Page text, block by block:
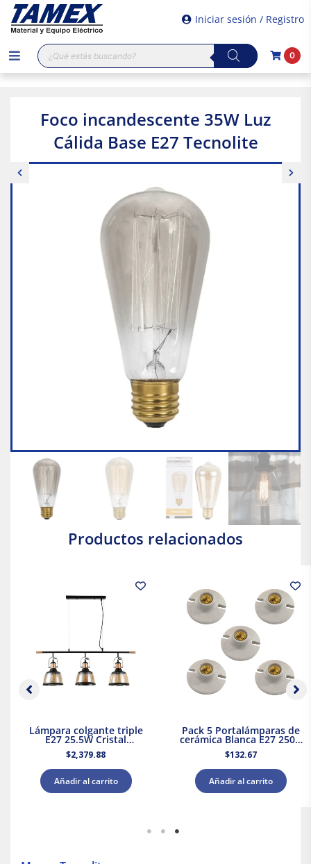
Iniciar sesión / Registro
Búsqueda
de
productos
0
Foco incandescente 35W Luz
Cálida Base E27 Tecnolite
Productos relacionados
Lámpara colgante triple
E27 25.5W Cristal
Negro/Dorado Tecnolite
$2,379.88
Añadir al carrito
Pack 5 Portalámparas de
cerámica Blanca E27 250V
660W Royer
$132.67
Añadir al carrito